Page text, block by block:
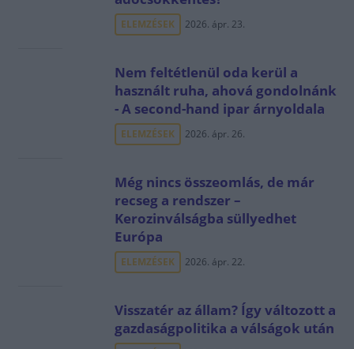
ELEMZÉSEK 2026. ápr. 23.
Nem feltétlenül oda kerül a
használt ruha, ahová gondolnánk
- A second-hand ipar árnyoldala
ELEMZÉSEK 2026. ápr. 26.
Még nincs összeomlás, de már
recseg a rendszer –
Kerozinválságba süllyedhet
Európa
ELEMZÉSEK 2026. ápr. 22.
Visszatér az állam? Így változott a
gazdaságpolitika a válságok után